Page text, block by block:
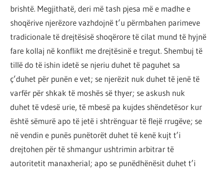
brishtë. Megjithatë, deri më tash pjesa më e madhe e
shoqërive njerëzore vazhdojnë t’u përmbahen parimeve
tradicionale të drejtësisë shoqërore të cilat mund të hyjnë
fare kollaj në konflikt me drejtësinë e tregut. Shembuj të
tillë do të ishin idetë se njeriu duhet të paguhet sa
ç’duhet për punën e vet; se njerëzit nuk duhet të jenë të
varfër për shkak të moshës së thyer; se askush nuk
duhet të vdesë urie, të mbesë pa kujdes shëndetësor kur
është sëmurë apo të jetë i shtrënguar të flejë rrugëve; se
në vendin e punës punëtorët duhet të kenë kujt t’i
drejtohen për të shmangur ushtrimin arbitrar të
autoritetit manaxherial; apo se punëdhënësit duhet t’i